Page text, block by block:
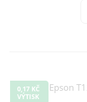
0,17 KČ
VÝTISK